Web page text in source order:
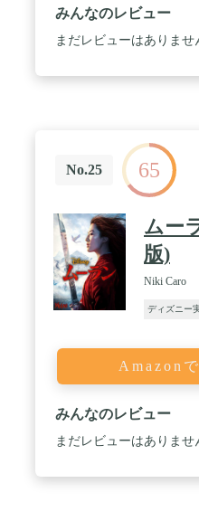
みんなのレビュー
まだレビューはありませ
No.25 65
ムー
版)
Niki Caro
ディズニー
Amazon
みんなのレビュー
まだレビューはありませ